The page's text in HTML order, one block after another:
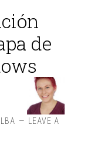
de
LEAVE A